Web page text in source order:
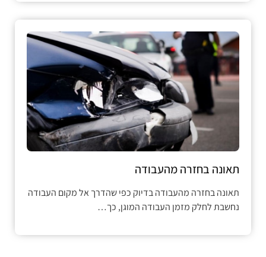
תאונה בחזרה מהעבודה
תאונה בחזרה מהעבודה בדיוק כפי שהדרך אל מקום העבודה
נחשבת לחלק מזמן העבודה המוגן, כך…